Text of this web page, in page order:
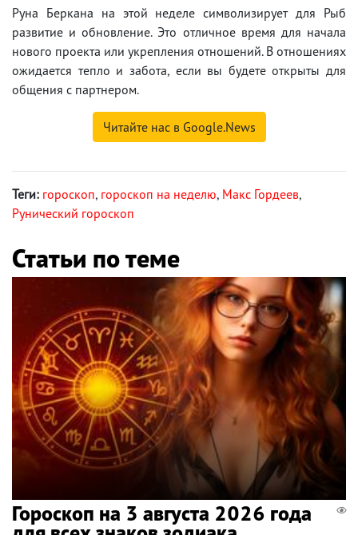
Руна Беркана на этой неделе символизирует для Рыб
развитие и обновление. Это отличное время для начала
нового проекта или укрепления отношений. В отношениях
ожидается тепло и забота, если вы будете открыты для
общения с партнером.
Читайте нас в Google.News
Теги: гороскоп, гороскоп на неделю, Макс Гордеев,
Рунический гороскоп
Статьи по теме
Гороскоп на 3 августа 2026 года